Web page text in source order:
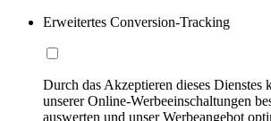
Erweitertes Conversion-Tracking
Durch das Akzeptieren dieses
unserer Online-Werbeeinschaltungen
auswerten und unser Werbeangebot